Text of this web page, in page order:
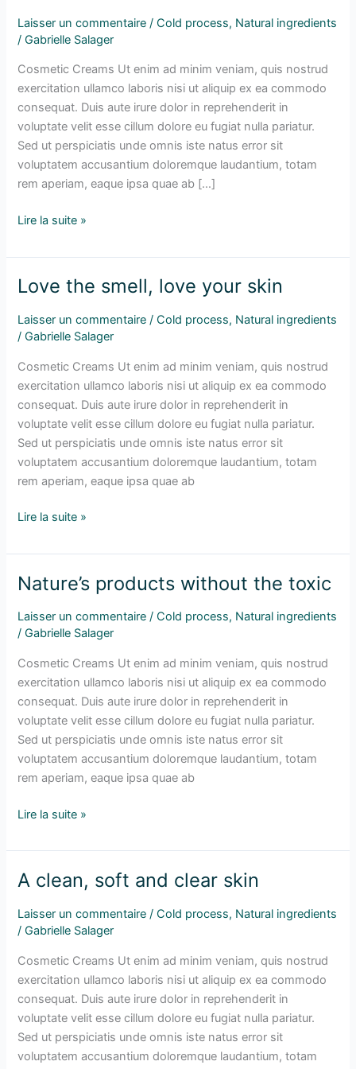
Laisser un commentaire /Cold process, Natural ingredients
/Gabrielle Salager
Cosmetic Creams Ut enim ad minim veniam, quis nostrud
exercitation ullamco laboris nisi ut aliquip ex ea commodo
consequat. Duis aute irure dolor in reprehenderit in
voluptate velit esse cillum dolore eu fugiat nulla pariatur.
Sed ut perspiciatis unde omnis iste natus error sit
voluptatem accusantium doloremque laudantium, totam
rem aperiam, eaque ipsa quae ab […]
soft
and
supple
Lire la suite »
Love the smell, love your skin
Laisser un commentaire /Cold process, Natural ingredients
/Gabrielle Salager
Cosmetic Creams Ut enim ad minim veniam, quis nostrud
exercitation ullamco laboris nisi ut aliquip ex ea commodo
consequat. Duis aute irure dolor in reprehenderit in
voluptate velit esse cillum dolore eu fugiat nulla pariatur.
Sed ut perspiciatis unde omnis iste natus error sit
voluptatem accusantium doloremque laudantium, totam
rem aperiam, eaque ipsa quae ab
Love
smell,
love
your
Lire la suite »
Nature’s products without the toxic
Laisser un commentaire /Cold process, Natural ingredients
/Gabrielle Salager
Cosmetic Creams Ut enim ad minim veniam, quis nostrud
exercitation ullamco laboris nisi ut aliquip ex ea commodo
consequat. Duis aute irure dolor in reprehenderit in
voluptate velit esse cillum dolore eu fugiat nulla pariatur.
Sed ut perspiciatis unde omnis iste natus error sit
voluptatem accusantium doloremque laudantium, totam
rem aperiam, eaque ipsa quae ab
Nature’s
without
the
toxic
Lire la suite »
A clean, soft and clear skin
Laisser un commentaire /Cold process, Natural ingredients
/Gabrielle Salager
Cosmetic Creams Ut enim ad minim veniam, quis nostrud
exercitation ullamco laboris nisi ut aliquip ex ea commodo
consequat. Duis aute irure dolor in reprehenderit in
voluptate velit esse cillum dolore eu fugiat nulla pariatur.
Sed ut perspiciatis unde omnis iste natus error sit
voluptatem accusantium doloremque laudantium, totam
A
soft
and
clear